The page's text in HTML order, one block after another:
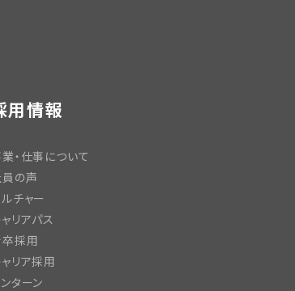
用情報
・仕事について
の声
チャー
リアパス
採用
リア採用
ターン